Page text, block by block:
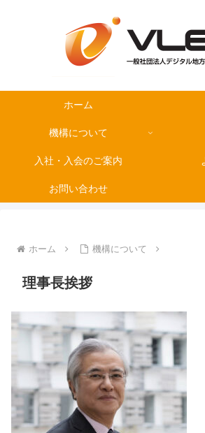
ホーム
機構について
入社・入会のご案内
お問い合わせ
ホーム 機構について
理事長挨拶